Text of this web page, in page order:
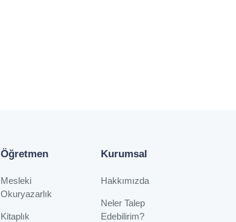
Öğretmen
Mesleki
Okuryazarlık
Kitaplık
Kurumsal
Hakkımızda
Neler Talep
Edebilirim?